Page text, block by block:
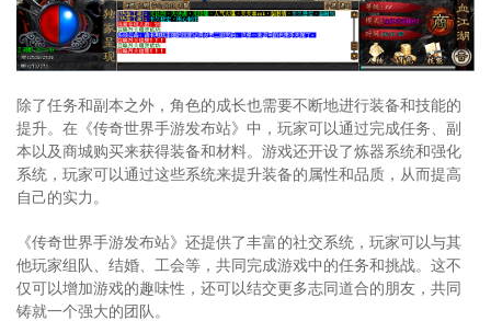
除了任务和副本之外，角色的成长也需要不断地进行装备和技能的
提升。在《传奇世界手游发布站》中，玩家可以通过完成任务、副
本以及商城购买来获得装备和材料。游戏还开设了炼器系统和强化
系统，玩家可以通过这些系统来提升装备的属性和品质，从而提高
自己的实力。
《传奇世界手游发布站》还提供了丰富的社交系统，玩家可以与其
他玩家组队、结婚、工会等，共同完成游戏中的任务和挑战。这不
仅可以增加游戏的趣味性，还可以结交更多志同道合的朋友，共同
铸就一个强大的团队。